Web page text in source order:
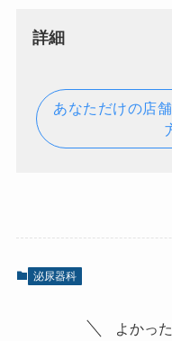
詳細
あなただけの店
泌尿器科
よかっ